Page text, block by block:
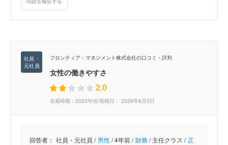
フロンティア・マネジメント株式会社の口コミ・評判
女性の働きやすさ
2.0
在籍時期：2022年頃/投稿日： 2026年6月3日
回答者： 社員・元社員 / 男性/4年前 / 財務/主任クラス / 正